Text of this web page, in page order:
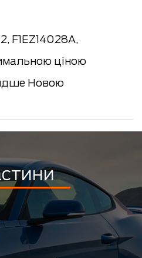
F1EZ14028A,
ціною
Новою